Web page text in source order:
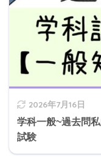
2026年7月16日
学科一般~過去問
試験